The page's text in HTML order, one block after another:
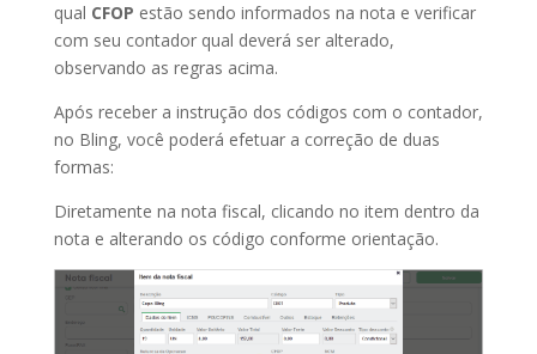
qual CFOP estão sendo informados na nota e verificar
com seu contador qual deverá ser alterado,
observando as regras acima.
Após receber a instrução dos códigos com o contador,
no Bling, você poderá efetuar a correção de duas
formas:
Diretamente na nota fiscal, clicando no item dentro da
nota e alterando os código conforme orientação.